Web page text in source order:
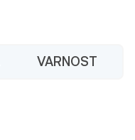
VARNOST